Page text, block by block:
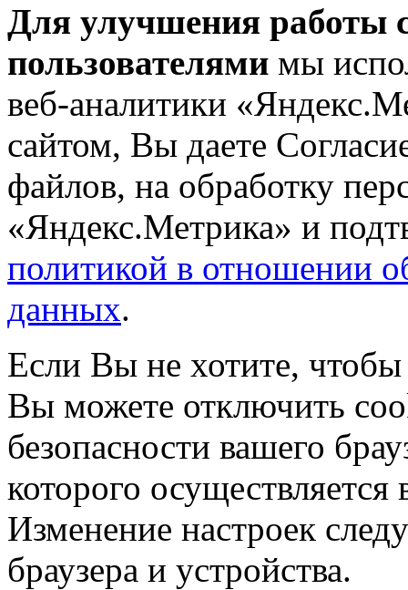
Для улучшения работы
пользователями мы
веб-аналитики
сайтом, Вы даете
файлов, на обработку
«Яндекс.Метрика» и
политикой в отношении
данных.
Если Вы не хотите,
Вы можете отключить
безопасности вашего
которого
Изменение настроек
браузера и устройства.